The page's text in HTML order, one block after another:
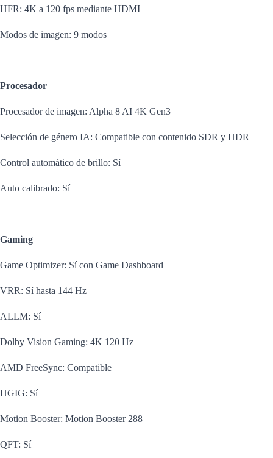
HFR: 4K a 120 fps mediante HDMI
Modos de imagen: 9 modos
Procesador
Procesador de imagen: Alpha 8 AI 4K Gen3
Selección de género IA: Compatible con contenido SDR y HDR
Control automático de brillo: Sí
Auto calibrado: Sí
Gaming
Game Optimizer: Sí con Game Dashboard
VRR: Sí hasta 144 Hz
ALLM: Sí
Dolby Vision Gaming: 4K 120 Hz
AMD FreeSync: Compatible
HGIG: Sí
Motion Booster: Motion Booster 288
QFT: Sí